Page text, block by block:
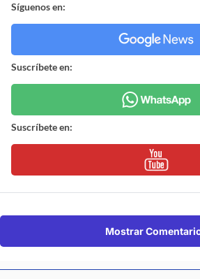
Síguenos en:
Suscríbete en:
Suscríbete en:
Mostrar